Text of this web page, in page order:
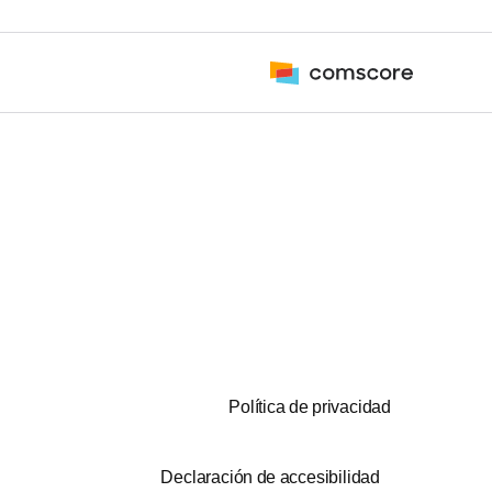
Política de privacidad
Declaración de accesibilidad